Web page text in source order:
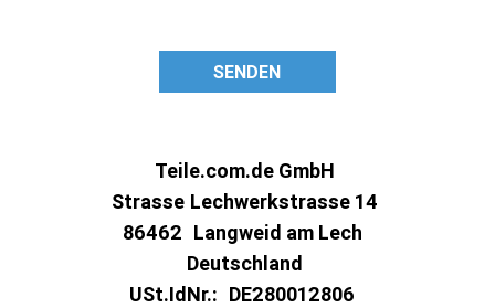
SENDEN
Teile.com.de GmbH
Strasse Lechwerkstrasse 14
86462 Langweid am Lech
Deutschland
USt.IdNr.: DE280012806